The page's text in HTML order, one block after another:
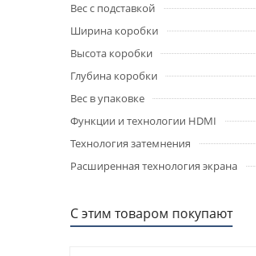
Вес с подставкой
Ширина коробки
Высота коробки
Глубина коробки
Вес в упаковке
Функции и технологии HDMI
Технология затемнения
Расширенная технология экрана
С этим товаром покупают